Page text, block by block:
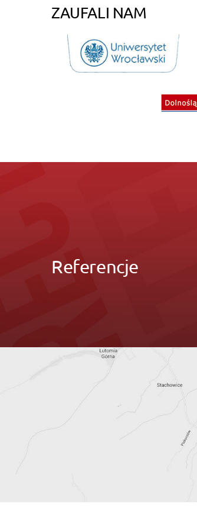
ZAUFALI NAM
Referencje